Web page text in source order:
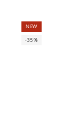
NEW
-35%